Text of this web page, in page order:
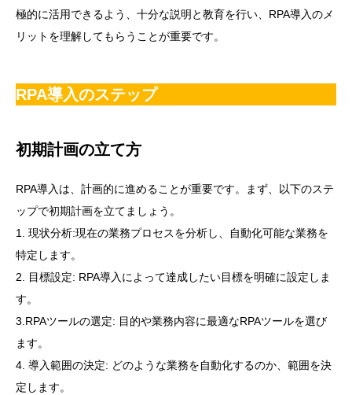
極的に活用できるよう、十分な説明と教育を行い、RPA導入のメ
リットを理解してもらうことが重要です。
RPA導入のステップ
初期計画の立て方
RPA導入は、計画的に進めることが重要です。まず、以下のステ
ップで初期計画を立てましょう。
1. 現状分析:現在の業務プロセスを分析し、自動化可能な業務を
特定します。
2. 目標設定: RPA導入によって達成したい目標を明確に設定しま
す。
3.RPAツールの選定: 目的や業務内容に最適なRPAツールを選び
ます。
4. 導入範囲の決定: どのような業務を自動化するのか、範囲を決
定します。